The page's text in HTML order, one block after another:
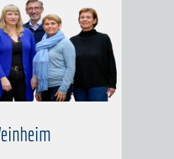
SCHULVERWALTUNG
VERANSTALTUNGSKALENDER
JÄHRLICHE